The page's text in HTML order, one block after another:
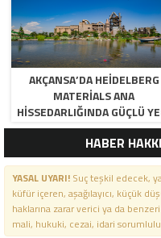
AKÇANSA’DA HEIDELBERG
MATERIALS ANA
HISSEDARLIĞINDA GÜÇLÜ
DÖNEM BAŞLIYOR
HABER
YASAL UYARI!Suç teşkil edecek,
küfür içeren, aşağılayıcı, küçük
haklarına zarar verici ya da
mali, hukuki, cezai, idari